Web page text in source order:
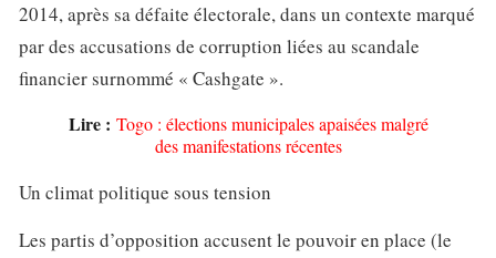
2014, après sa défaite électorale, dans un contexte marqué
par des accusations de corruption liées au scandale
financier surnommé « Cashgate ».
Lire : Togo : élections municipales apaisées malgré
des manifestations récentes
Un climat politique sous tension
Les partis d’opposition accusent le pouvoir en place (le